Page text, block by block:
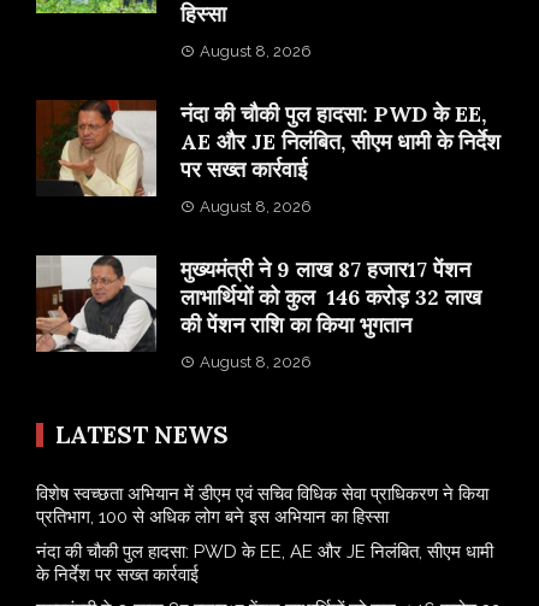
हिस्सा
August 8, 2026
नंदा की चौकी पुल हादसा: PWD के EE,
AE और JE निलंबित, सीएम धामी के निर्देश
पर सख्त कार्रवाई
August 8, 2026
मुख्यमंत्री ने 9 लाख 87 हजार17 पेंशन
लाभार्थियों को कुल 146 करोड़ 32 लाख
की पेंशन राशि का किया भुगतान
August 8, 2026
LATEST NEWS
विशेष स्वच्छता अभियान में डीएम एवं सचिव विधिक सेवा प्राधिकरण ने किया
प्रतिभाग, 100 से अधिक लोग बने इस अभियान का हिस्सा
नंदा की चौकी पुल हादसा: PWD के EE, AE और JE निलंबित, सीएम धामी
के निर्देश पर सख्त कार्रवाई